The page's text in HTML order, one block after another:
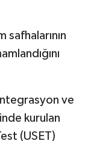
safhalarının
ve
kurulan
(USET)